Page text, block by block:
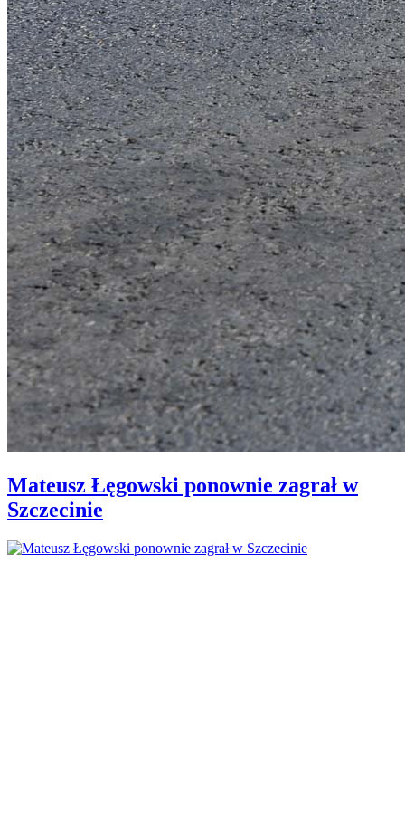
Mateusz Łęgowski ponownie zagrał w
Szczecinie